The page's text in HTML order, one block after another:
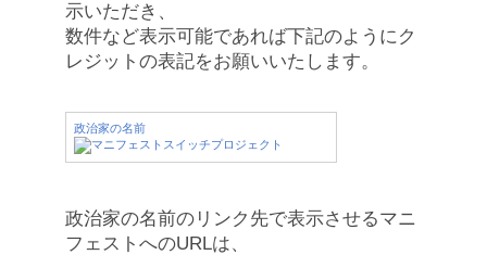
示いただき、
数件など表示可能であれば下記のようにク
レジットの表記をお願いいたします。
政治家の名前
政治家の名前のリンク先で表示させるマニ
フェストへのURLは、